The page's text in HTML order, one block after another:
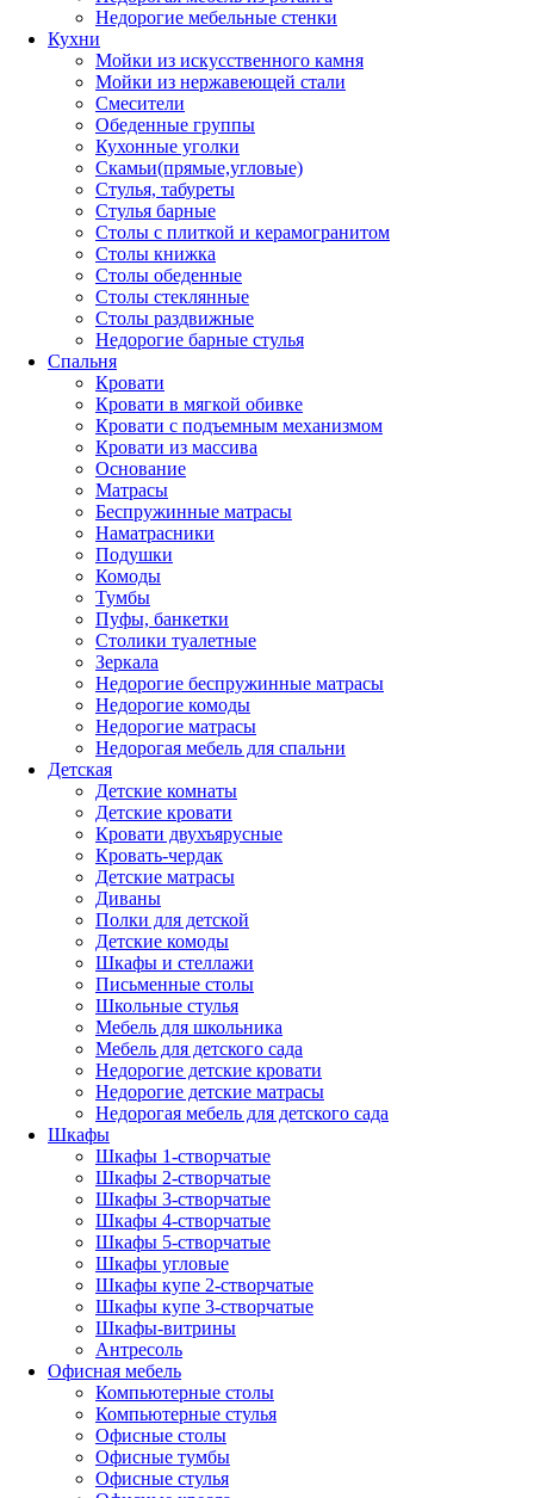
Недорогие мебельные стенки
Кухни
Мойки из искусственного камня
Мойки из нержавеющей стали
Смесители
Обеденные группы
Кухонные уголки
Скамьи(прямые,угловые)
Стулья, табуреты
Стулья барные
Столы с плиткой и керамогранитом
Столы книжка
Столы обеденные
Столы стеклянные
Столы раздвижные
Недорогие барные стулья
Спальня
Кровати
Кровати в мягкой обивке
Кровати с подъемным механизмом
Кровати из массива
Основание
Матрасы
Беспружинные матрасы
Наматрасники
Подушки
Комоды
Тумбы
Пуфы, банкетки
Столики туалетные
Зеркала
Недорогие беспружинные матрасы
Недорогие комоды
Недорогие матрасы
Недорогая мебель для спальни
Детская
Детские комнаты
Детские кровати
Кровати двухъярусные
Кровать-чердак
Детские матрасы
Диваны
Полки для детской
Детские комоды
Шкафы и стеллажи
Письменные столы
Школьные стулья
Мебель для школьника
Мебель для детского сада
Недорогие детские кровати
Недорогие детские матрасы
Недорогая мебель для детского сада
Шкафы
Шкафы 1-створчатые
Шкафы 2-створчатые
Шкафы 3-створчатые
Шкафы 4-створчатые
Шкафы 5-створчатые
Шкафы угловые
Шкафы купе 2-створчатые
Шкафы купе 3-створчатые
Шкафы-витрины
Антресоль
Офисная мебель
Компьютерные столы
Компьютерные стулья
Офисные столы
Офисные тумбы
Офисные стулья